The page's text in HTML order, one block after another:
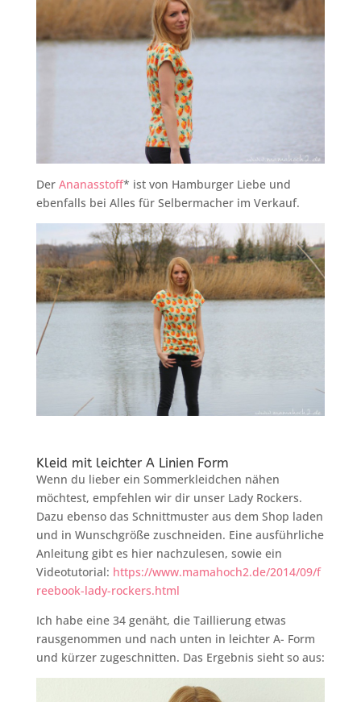
Der Ananasstoff* ist von Hamburger Liebe und
ebenfalls bei Alles für Selbermacher im Verkauf.
Kleid mit leichter A Linien Form
Wenn du lieber ein Sommerkleidchen nähen
möchtest, empfehlen wir dir unser Lady Rockers.
Dazu ebenso das Schnittmuster aus dem Shop laden
und in Wunschgröße zuschneiden. Eine ausführliche
Anleitung gibt es hier nachzulesen, sowie ein
Videotutorial: https://www.mamahoch2.de/2014/09/f
reebook-lady-rockers.html
Ich habe eine 34 genäht, die Taillierung etwas
rausgenommen und nach unten in leichter A- Form
und kürzer zugeschnitten. Das Ergebnis sieht so aus: